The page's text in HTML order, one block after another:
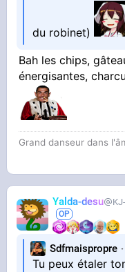
du robinet)
Bah les chips,
énergisantes,
Grand danseur dans
Yalda-desu
Sdfmaispropre
Tu peux étaler